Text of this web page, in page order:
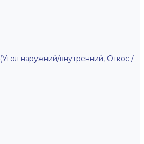
наружний/внутренний, Откос /